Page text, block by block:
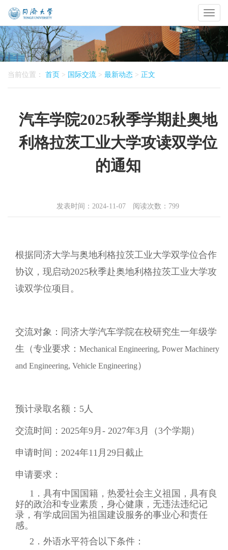
Toggle
当前位置： 首页 > 国际交流 > 最新动态 > 正文
汽车学院2025秋季学期赴奥地
利格拉茨工业大学攻读双学位
的通知
发表时间：2024-11-07 阅读次数： 799
根据同济大学与奥地利格拉茨工业大学双学位合作
协议，现启动2025秋季赴奥地利格拉茨工业大学攻
读双学位项目。
交流对象：同济大学汽车学院在校研究生一年级学
生（专业要求： Mechanical Engineering, Power Machinery
and Engineering, Vehicle Engineering ）
预计录取名额： 5 人
交流时间：2025年9月- 2027年3月（3个学期）
申请时间：2024年11月29日截止
申请要求：
1．具有中国国籍，热爱社会主义祖国，具有良
好的政治和专业素质，身心健康，无违法违纪记
录，有学成回国为祖国建设服务的事业心和责任
感。
2．外语水平符合以下条件：